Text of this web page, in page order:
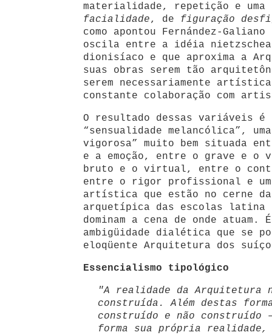
materialidade, repetição e uma
facialidade, de figuração
como apontou Fernández-
oscila entre a idéia
dionisíaco e que aproxima a
suas obras serem tão
serem necessariamente
constante colaboração com
O resultado dessas variáveis é
“sensualidade melancólica”,
vigorosa” muito bem situada
e a emoção, entre o grave e o
bruto e o virtual, entre o
entre o rigor profissional e
artística que estão no cerne
arquetípica das escolas latina
dominam a cena de onde atuam.
ambigüidade dialética que se
eloqüente Arquitetura dos
Essencialismo tipológico
"A realidade da Arquitetura
construída. Além destas
construído e não construído
forma sua própria realidade,